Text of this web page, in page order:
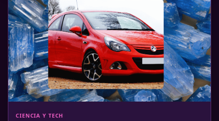
CIENCIA Y TECH